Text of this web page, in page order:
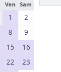
Ven Sam
1
2
8
9
15
16
22
23